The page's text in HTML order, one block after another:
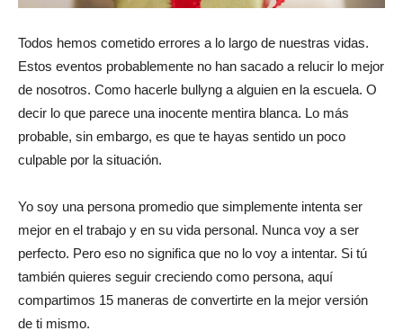
Todos hemos cometido errores a lo largo de nuestras vidas.
Estos eventos probablemente no han sacado a relucir lo mejor
de nosotros. Como hacerle bullyng a alguien en la escuela. O
decir lo que parece una inocente mentira blanca. Lo más
probable, sin embargo, es que te hayas sentido un poco
culpable por la situación.
Yo soy una persona promedio que simplemente intenta ser
mejor en el trabajo y en su vida personal. Nunca voy a ser
perfecto. Pero eso no significa que no lo voy a intentar. Si tú
también quieres seguir creciendo como persona, aquí
compartimos 15 maneras de convertirte en la mejor versión
de ti mismo.